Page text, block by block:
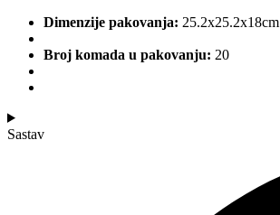
kom
količina
Dimenzije pakovanja: 25.2x25.2x18cm
Broj komada u pakovanju: 20
Sastav